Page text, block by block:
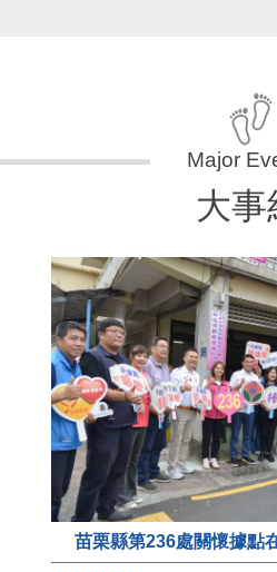
大事
苗栗縣第236處關懷據點